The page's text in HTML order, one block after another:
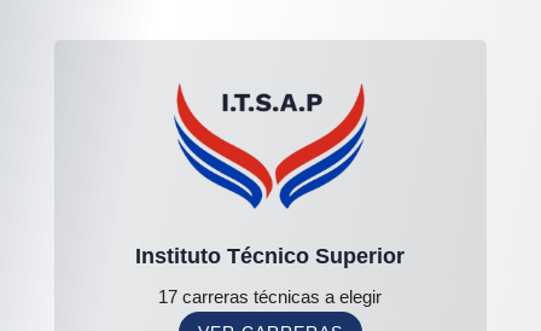
Instituto Técnico Superior
17 carreras técnicas a elegir